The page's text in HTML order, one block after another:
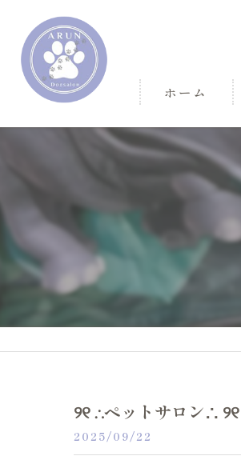
ホーム
୨୧ ∴ペットサロン∴ ୨୧
2025/09/22